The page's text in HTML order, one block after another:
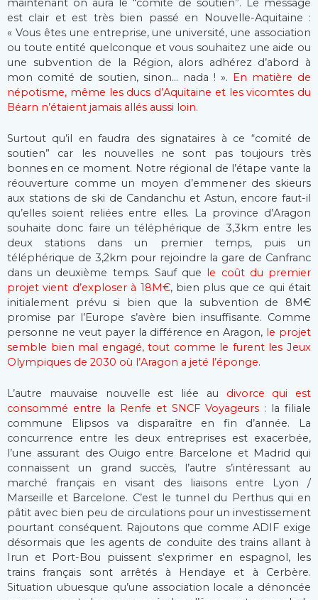
maintenant on aura le “comité de soutien”. Le message
est clair et est très bien passé en Nouvelle-Aquitaine :
« Vous êtes une entreprise, une université, une association
ou toute entité quelconque et vous souhaitez une aide ou
une subvention de la Région, alors adhérez d’abord à
mon comité de soutien, sinon… nada ! ». En matière de
népotisme, même les ducs d’Aquitaine et les vicomtes du
Béarn n’étaient jamais allés aussi loin.
Surtout qu’il en faudra des signataires à ce “comité de
soutien” car les nouvelles ne sont pas toujours très
bonnes en ce moment. Notre régional de l’étape vante la
réouverture comme un moyen d’emmener des skieurs
aux stations de ski de Candanchu et Astun, encore faut-il
qu’elles soient reliées entre elles. La province d’Aragon
souhaite donc faire un téléphérique de 3,3km entre les
deux stations dans un premier temps, puis un
téléphérique de 3,2km pour rejoindre la gare de Canfranc
dans un deuxième temps. Sauf que le coût du premier
projet vient d’exploser à 18M€, bien plus que ce qui était
initialement prévu si bien que la subvention de 8M€
promise par l’Europe s’avère bien insuffisante. Comme
personne ne veut payer la différence en Aragon, le projet
semble bien mal engagé, tout comme le furent les Jeux
Olympiques de 2030 où l’Aragon a jeté l’éponge.
L’autre mauvaise nouvelle est liée au divorce qui est
consommé entre la Renfe et SNCF Voyageurs : la filiale
commune Elipsos va disparaître en fin d’année. La
concurrence entre les deux entreprises est exacerbée,
l’une assurant des Ouigo entre Barcelone et Madrid qui
connaissent un grand succès, l’autre s’intéressant au
marché français en visant des liaisons entre Lyon /
Marseille et Barcelone. C’est le tunnel du Perthus qui en
pâtit avec bien peu de circulations pour un investissement
pourtant conséquent. Rajoutons que comme ADIF exige
désormais que les agents de conduite des trains allant à
Irun et Port-Bou puissent s’exprimer en espagnol, les
trains français sont arrêtés à Hendaye et à Cerbère.
Situation ubuesque qu’une association locale a dénoncée